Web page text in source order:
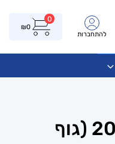
להתחברות
0
₪0
מפתח רטיטה 21 דיוולט 20V DCF899 (גוף